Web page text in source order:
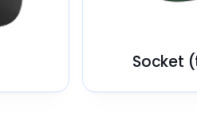
Socket